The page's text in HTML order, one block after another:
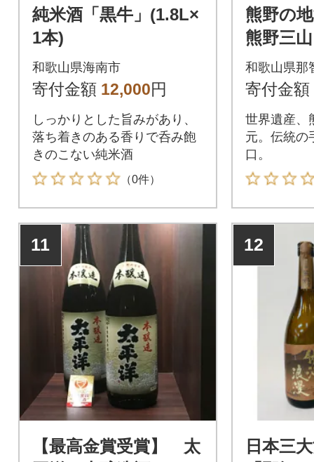
純米酒「黒牛」(1.8L×
1本)
和歌山県海南市
寄付金額 12,000円
しっかりとした旨みがあり、
落ち着きのある香りで呑み飽
きのこない純米酒
（0件）
熊野の
熊野三
和歌山県那
寄付金額
世界遺産、
元。伝統の
口。
11
【最高金賞受賞】 太
12
日本三